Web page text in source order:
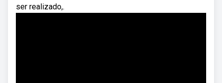
ser realizado,.